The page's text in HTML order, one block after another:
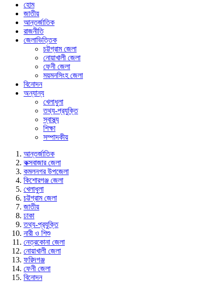
হোম
জাতীয়
আন্তর্জাতিক
রাজনীতি
জেলাভিত্তিক
চট্টগ্রাম জেলা
নোয়াখালী জেলা
ফেনী জেলা
ময়মনসিংহ জেলা
বিনোদন
অন্যান্য
খেলাধুলা
তথ্য-প্রযুক্তি
স্বাস্থ্য
শিক্ষা
সম্পাদকীয়
আন্তর্জাতিক
কক্সবাজার জেলা
কমলনগর উপজেলা
কিশোরগঞ্জ জেলা
খেলাধুলা
চট্টগ্রাম জেলা
জাতীয়
ঢাকা
তথ্য-প্রযুক্তি
নারী ও শিশু
নেত্রকোনা জেলা
নোয়াখালী জেলা
ফরিদগঞ্জ
ফেনী জেলা
বিনোদন